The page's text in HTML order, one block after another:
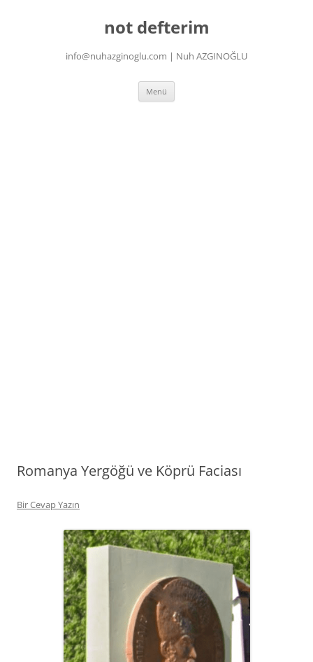
not defterim
info@nuhazginoglu.com | Nuh AZGINOĞLU
Menü
Romanya Yergöğü ve Köprü Faciası
Bir Cevap Yazın